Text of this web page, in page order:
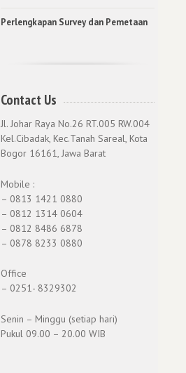
Perlengkapan Survey dan Pemetaan
Contact Us
Jl. Johar Raya No.26 RT.005 RW.004
Kel.Cibadak, Kec.Tanah Sareal, Kota
Bogor 16161, Jawa Barat
Mobile :
– 0813 1421 0880
– 0812 1314 0604
– 0812 8486 6878
– 0878 8233 0880
Office
– 0251- 8329302
Senin – Minggu (setiap hari)
Pukul 09.00 – 20.00 WIB